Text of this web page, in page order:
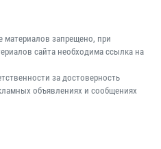
материалов запрещено, при
сайта необходима ссылка на
за достоверность
объявлениях и сообщениях